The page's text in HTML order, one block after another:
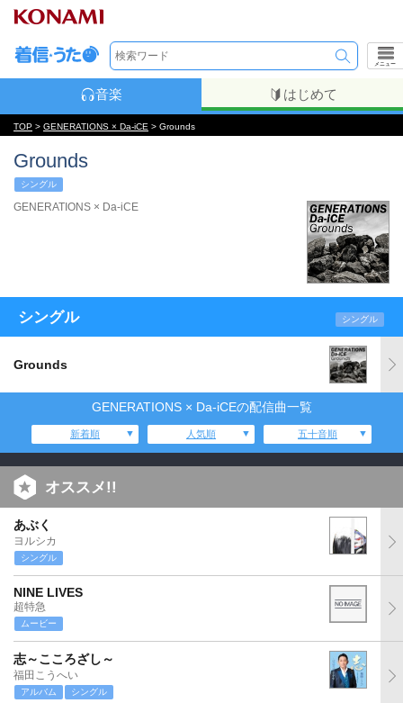
メニュー
音楽 はじめて
TOP > GENERATIONS × Da-iCE > Grounds
Grounds
シングル
GENERATIONS × Da-iCE
シングル シングル
Grounds
GENERATIONS × Da-iCEの配信曲一覧
新着順 人気順 五十音順
オススメ!!
あぶく
ヨルシカ
シングル
NINE LIVES
超特急
ムービー
志～こころざし～
福田こうへい
アルバム シングル